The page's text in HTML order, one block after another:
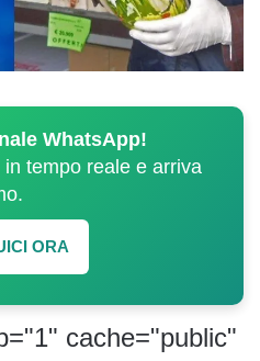
WhatsApp!
tempo reale e arriva
ORA
cache="public"